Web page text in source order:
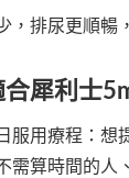
，排尿更順暢
犀利士
服用療程：想
需算時間的人